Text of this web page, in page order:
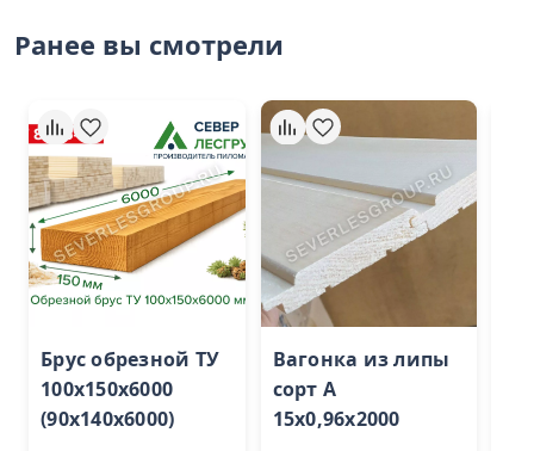
Ранее вы смотрели
Брус обрезной ТУ
100х150х6000
(90х140х6000)
Вагонка из липы
сорт А
15х0,96х2000